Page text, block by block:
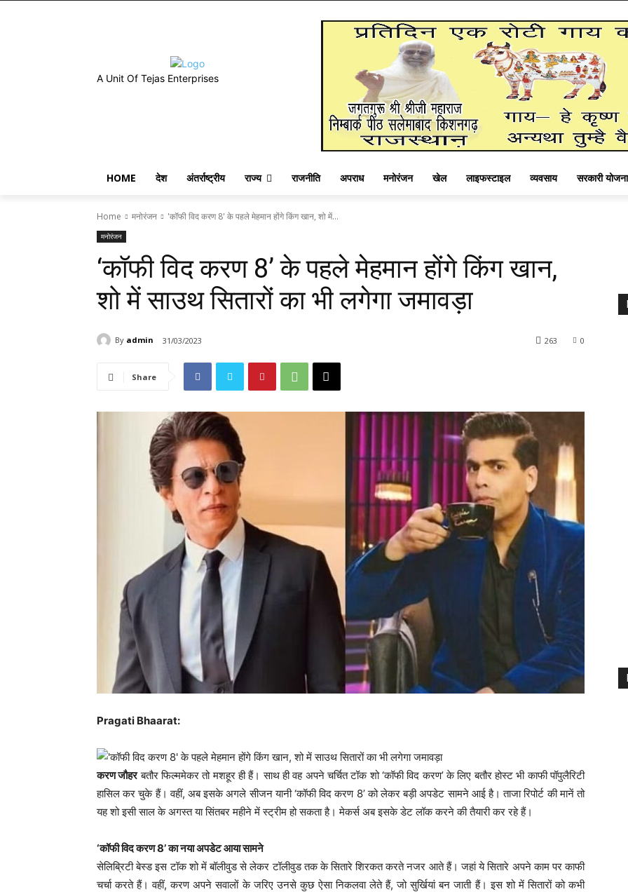
A Unit Of Tejas Enterprises
HOME देश अंतर्राष्ट्रीय राज्य राजनीति अपराध मनोरंजन खेल लाइफस्टाइल व्यवसाय सरकारी
Home मनोरंजन 'कॉफी विद करण 8' के पहले मेहमान होंगे किंग खान, शो में...
मनोरंजन
‘कॉफी विद करण 8’ के पहले मेहमान होंगे किंग खान,
शो में साउथ सितारों का भी लगेगा जमावड़ा
By admin 31/03/2023 0
263
Share
Pragati Bhaarat:
करण जौहरबतौर फिल्ममेकर तो मशहूर ही हैं। साथ ही वह अपने चर्चित टॉक शो ‘कॉफी विद करण’ के लिए बतौर होस्ट भी काफी पॉपुलैरिटी
हासिल कर चुके हैं। वहीं, अब इसके अगले सीजन यानी ‘कॉफी विद करण 8’ को लेकर बड़ी अपडेट सामने आई है। ताजा रिपोर्ट की मानें तो
यह शो इसी साल के अगस्त या सिंतबर महीने में स्ट्रीम हो सकता है। मेकर्स अब इसके डेट लॉक करने की तैयारी कर रहे हैं।
‘कॉफी विद करण 8’ का नया अपडेट आया सामने
सेलिब्रिटी बेस्ड इस टॉक शो में बॉलीवुड से लेकर टॉलीवुड तक के सितारे शिरकत करते नजर आते हैं। जहां ये सितारे अपने काम पर काफी
चर्चा करते हैं। वहीं, करण अपने सवालों के जरिए उनसे कुछ ऐसा निकलवा लेते हैं, जो सुर्खियां बन जाती हैं। इस शो में सितारों को कभी